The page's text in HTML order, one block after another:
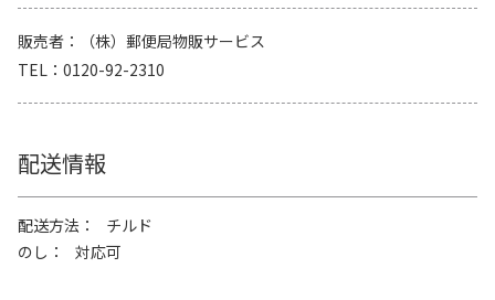
販売者
（株）郵便局物販サービス
TEL
0120-92-2310
配送情報
配送方法
チルド
のし
対応可